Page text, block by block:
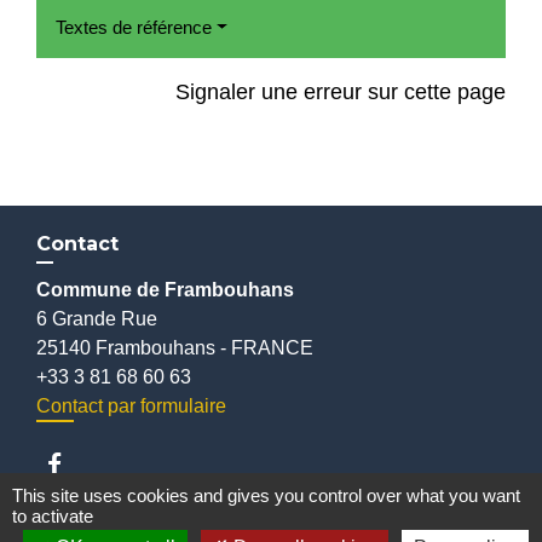
Textes de référence
Signaler une erreur sur cette page
Contact
Commune de Frambouhans
6 Grande Rue
25140 Frambouhans - FRANCE
+33 3 81 68 60 63
Contact par formulaire
This site uses cookies and gives you control over what you want
to activate